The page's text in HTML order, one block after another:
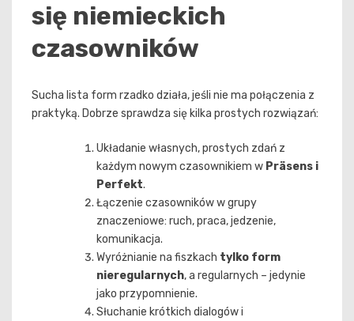
się niemieckich
czasowników
Sucha lista form rzadko działa, jeśli nie ma połączenia z
praktyką. Dobrze sprawdza się kilka prostych rozwiązań:
Układanie własnych, prostych zdań z
każdym nowym czasownikiem w Präsens i
Perfekt.
Łączenie czasowników w grupy
znaczeniowe: ruch, praca, jedzenie,
komunikacja.
Wyróżnianie na fiszkach tylko form
nieregularnych, a regularnych – jedynie
jako przypomnienie.
Słuchanie krótkich dialogów i